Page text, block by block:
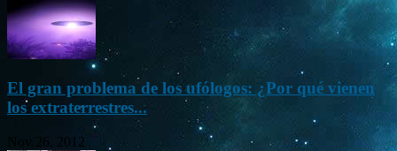
El gran problema de los ufólogos: ¿Por qué vienen
los extraterrestres...
Nov 26, 2012